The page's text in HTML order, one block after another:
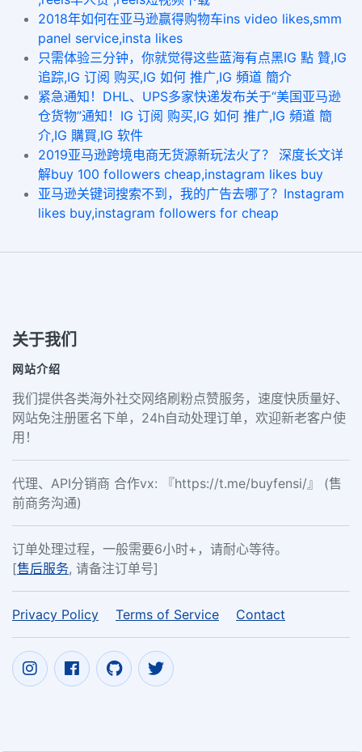
2018年如何在亚马逊赢得购物车ins video likes,smm
panel service,insta likes
只需体验三分钟，你就觉得这些蓝海有点黑IG 點 贊,IG
追踪,IG 订阅 购买,IG 如何 推广,IG 頻道 簡介
紧急通知！DHL、UPS多家快递发布关于“美国亚马逊
仓货物”通知！IG 订阅 购买,IG 如何 推广,IG 頻道 簡
介,IG 購買,IG 软件
2019亚马逊跨境电商无货源新玩法火了？ 深度长文详
解buy 100 followers cheap,instagram likes buy
亚马逊关键词搜索不到，我的广告去哪了？Instagram
likes buy,instagram followers for cheap
关于我们
网站介绍
我们提供各类海外社交网络刷粉点赞服务，速度快质量好、
网站免注册匿名下单，24h自动处理订单，欢迎新老客户使
用！
代理、API分销商 合作vx: 『https://t.me/buyfensi/』 (售
前商务沟通)
订单处理过程，一般需要6小时+，请耐心等待。
[售后服务, 请备注订单号]
Privacy Policy Terms of Service Contact